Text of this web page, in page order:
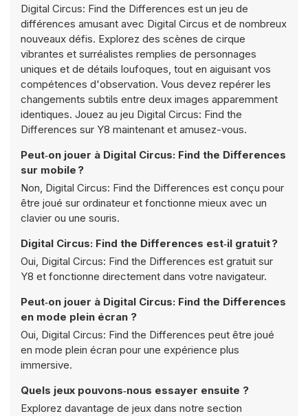
Digital Circus: Find the Differences est un jeu de
différences amusant avec Digital Circus et de nombreux
nouveaux défis. Explorez des scènes de cirque
vibrantes et surréalistes remplies de personnages
uniques et de détails loufoques, tout en aiguisant vos
compétences d'observation. Vous devez repérer les
changements subtils entre deux images apparemment
identiques. Jouez au jeu Digital Circus: Find the
Differences sur Y8 maintenant et amusez-vous.
Peut‑on jouer à Digital Circus: Find the Differences
sur mobile ?
Non, Digital Circus: Find the Differences est conçu pour
être joué sur ordinateur et fonctionne mieux avec un
clavier ou une souris.
Digital Circus: Find the Differences est‑il gratuit ?
Oui, Digital Circus: Find the Differences est gratuit sur
Y8 et fonctionne directement dans votre navigateur.
Peut‑on jouer à Digital Circus: Find the Differences
en mode plein écran ?
Oui, Digital Circus: Find the Differences peut être joué
en mode plein écran pour une expérience plus
immersive.
Quels jeux pouvons‑nous essayer ensuite ?
Explorez davantage de jeux dans notre section